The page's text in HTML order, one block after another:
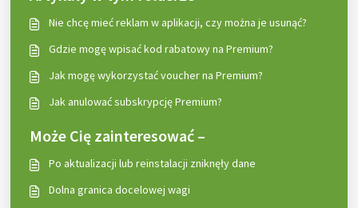
Nie chcę mieć reklam w aplikacji, czy można je usunąć?
Gdzie mogę wpisać kod rabatowy na Premium?
Jak mogę wykorzystać voucher na Premium?
Jak anulować subskrypcję Premium?
Może Cię zainteresować –
Po aktualizacji lub reinstalacji zniknęły dane
Dolna granica docelowej wagi